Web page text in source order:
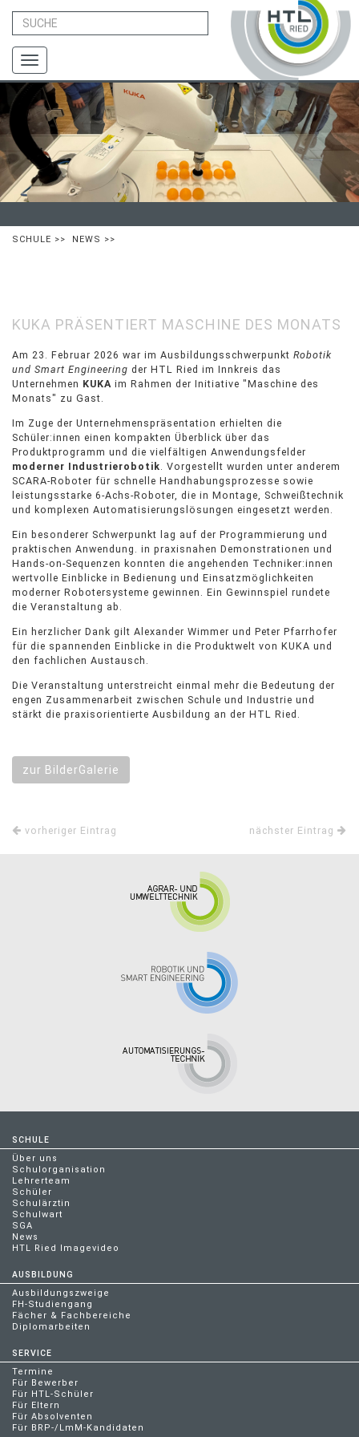
Toggle
navigation
SCHULE >> NEWS >>
KUKA PRÄSENTIERT MASCHINE DES MONATS
Am 23. Februar 2026 war im Ausbildungsschwerpunkt Robotik
und Smart Engineering der HTL Ried im Innkreis das
Unternehmen KUKA im Rahmen der Initiative "Maschine des
Monats" zu Gast.
Im Zuge der Unternehmenspräsentation erhielten die
Schüler:innen einen kompakten Überblick über das
Produktprogramm und die vielfältigen Anwendungsfelder
moderner Industrierobotik. Vorgestellt wurden unter anderem
SCARA-Roboter für schnelle Handhabungsprozesse sowie
leistungsstarke 6-Achs-Roboter, die in Montage, Schweißtechnik
und komplexen Automatisierungslösungen eingesetzt werden.
Ein besonderer Schwerpunkt lag auf der Programmierung und
praktischen Anwendung. in praxisnahen Demonstrationen und
Hands-on-Sequenzen konnten die angehenden Techniker:innen
wertvolle Einblicke in Bedienung und Einsatzmöglichkeiten
moderner Robotersysteme gewinnen. Ein Gewinnspiel rundete
die Veranstaltung ab.
Ein herzlicher Dank gilt Alexander Wimmer und Peter Pfarrhofer
für die spannenden Einblicke in die Produktwelt von KUKA und
den fachlichen Austausch.
Die Veranstaltung unterstreicht einmal mehr die Bedeutung der
engen Zusammenarbeit zwischen Schule und Industrie und
stärkt die praxisorientierte Ausbildung an der HTL Ried.
zur BilderGalerie
vorheriger Eintrag nächster Eintrag
SCHULE
Über uns
Schulorganisation
Lehrerteam
Schüler
Schulärztin
Schulwart
SGA
News
HTL Ried Imagevideo
AUSBILDUNG
Ausbildungszweige
FH-Studiengang
Fächer & Fachbereiche
Diplomarbeiten
SERVICE
Termine
Für Bewerber
Für HTL-Schüler
Für Eltern
Für Absolventen
Für BRP-/LmM-Kandidaten